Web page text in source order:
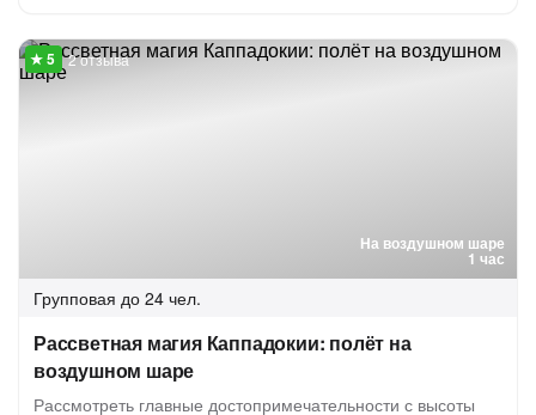
На воздушном шаре
1 час
2 отзыва
Групповая до 24 чел.
Рассветная магия Каппадокии: полёт на
воздушном шаре
Рассмотреть главные достопримечательности с высоты